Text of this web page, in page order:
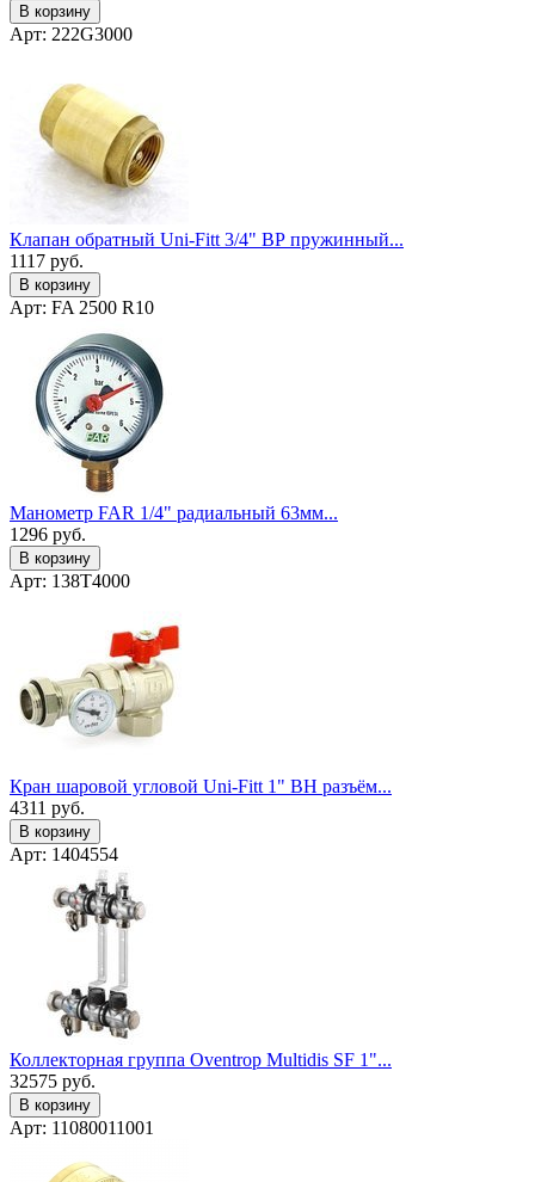
В корзину
Арт: 222G3000
Клапан обратный Uni-Fitt 3/4" ВР пружинный...
1117 руб.
В корзину
Арт: FA 2500 R10
Манометр FAR 1/4" радиальный 63мм...
1296 руб.
В корзину
Арт: 138T4000
Кран шаровой угловой Uni-Fitt 1" ВН разъём...
4311 руб.
В корзину
Арт: 1404554
Коллекторная группа Oventrop Multidis SF 1"...
32575 руб.
В корзину
Арт: 11080011001